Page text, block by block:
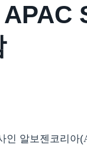
인 알보젠코리아(